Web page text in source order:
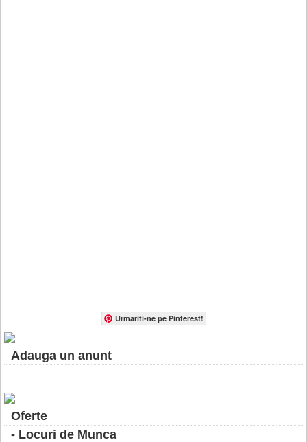
Urmariti-ne pe Pinterest!
Adauga un anunt
Oferte
- Locuri de Munca